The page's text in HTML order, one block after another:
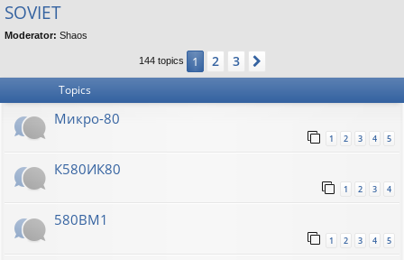
s
SOVIET
Moderator: Shaos
144 topics 1 2 3
Topics
Микро-80
1 2 3 4 5
К580ИК80
1 2 3 4
580ВМ1
1 2 3 4 5